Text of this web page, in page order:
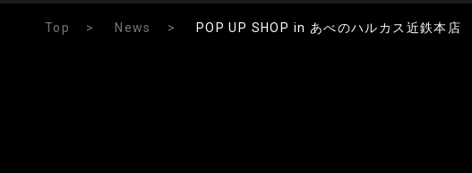
Top News POP UP SHOP in あべのハルカス近鉄本店